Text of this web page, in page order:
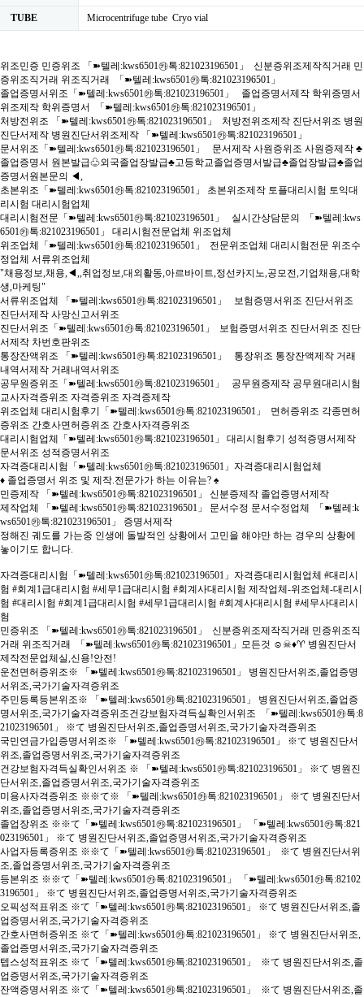
TUBE Microcentrifuge tube Cryo vial
위조민증 민증위조 「➽텔레:kws6501㉸톡:821023196501」 신분증위조제작직거래 민
증위조직거래 위조직거래 「➽텔레:kws6501㉸톡:821023196501」
졸업증명서위조「➽텔레:kws6501㉸톡:821023196501」 졸업증명서제작 학위증명서
위조제작 학위증명서 「➽텔레:kws6501㉸톡:821023196501」
처방전위조 「➽텔레:kws6501㉸톡:821023196501」 처방전위조제작 진단서위조 병원
진단서제작 병원진단서위조제작 「➽텔레:kws6501㉸톡:821023196501」
문서위조「➽텔레:kws6501㉸톡:821023196501」 문서제작 사원증위조 사원증제작 ♣
졸업증명서 원본발급♧외국졸업장발급♣고등학교졸업증명서발급♣졸업장발급♣졸업
증명서원본문의 ◀,
초본위조「➽텔레:kws6501㉸톡:821023196501」 초본위조제작 토플대리시험 토익대
리시험 대리시험업체
대리시험전문「➽텔레:kws6501㉸톡:821023196501」 실시간상담문의 「➽텔레:kws
6501㉸톡:821023196501」 대리시험전문업체 위조업체
위조업체「➽텔레:kws6501㉸톡:821023196501」 전문위조업체 대리시험전문 위조수
정업체 서류위조업체
"채용정보,채용,◀,,취업정보,대외활동,아르바이트,정선카지노,공모전,기업채용,대학
생,마케팅"
서류위조업체 「➽텔레:kws6501㉸톡:821023196501」 보험증명서위조 진단서위조
진단서제작 사망신고서위조
진단서위조「➽텔레:kws6501㉸톡:821023196501」 보험증명서위조 진단서위조 진단
서제작 차번호판위조
통장잔액위조 「➽텔레:kws6501㉸톡:821023196501」 통장위조 통장잔액제작 거래
내역서제작 거래내역서위조
공무원증위조「➽텔레:kws6501㉸톡:821023196501」 공무원증제작 공무원대리시험
교사자격증위조 자격증위조 자격증제작
위조업체 대리시험후기「➽텔레:kws6501㉸톡:821023196501」 면허증위조 각종면허
증위조 간호사면허증위조 간호사자격증위조
대리시험업체「➽텔레:kws6501㉸톡:821023196501」 대리시험후기 성적증명서제작
문서위조 성적증명서위조
자격증대리시험「➽텔레:kws6501㉸톡:821023196501」자격증대리시험업체
♦ 졸업증명서 위조 및 제작.전문가가 하는 이유는? ♠
민증제작 「➽텔레:kws6501㉸톡:821023196501」 신분증제작 졸업증명서제작
제작업체 「➽텔레:kws6501㉸톡:821023196501」 문서수정 문서수정업체 「➽텔레:k
ws6501㉸톡:821023196501」 증명서제작
정해진 궤도를 가는중 인생에 돌발적인 상황에서 고민을 해야만 하는 경우의 상황에
놓이기도 합니다.
자격증대리시험「➽텔레:kws6501㉸톡:821023196501」자격증대리시험업체 #대리시
험 #회계1급대리시험 #세무1급대리시험 #회계사대리시험 제작업체-위조업체-대리시
험 #대리시험 #회계1급대리시험 #세무1급대리시험 #회계사대리시험 #세무사대리시
험
민증위조 「➽텔레:kws6501㉸톡:821023196501」 신분증위조제작직거래 민증위조직
거래 위조직거래 「➽텔레:kws6501㉸톡:821023196501」모든것 ☺☠♦♈ 병원진단서
제작전문업체실,신용!안전!
운전면허증위조※ 「➽텔레:kws6501㉸톡:821023196501」 병원진단서위조,졸업증명
서위조,국가기술자격증위조
주민등록등본위조※ 「➽텔레:kws6501㉸톡:821023196501」 병원진단서위조,졸업증
명서위조,국가기술자격증위조건강보험자격득실확인서위조 「➽텔레:kws6501㉸톡:8
21023196501」 ※て 병원진단서위조,졸업증명서위조,국가기술자격증위조
국민연금가입증명서위조※ 「➽텔레:kws6501㉸톡:821023196501」 ※て 병원진단서
위조,졸업증명서위조,국가기술자격증위조
건강보험자격득실확인서위조 ※ 「➽텔레:kws6501㉸톡:821023196501」 ※て 병원진
단서위조,졸업증명서위조,국가기술자격증위조
미용사자격증위조 ※※て※ 「➽텔레:kws6501㉸톡:821023196501」 ※て 병원진단서
위조,졸업증명서위조,국가기술자격증위조
졸업장위조 ※※て「➽텔레:kws6501㉸톡:821023196501」 「➽텔레:kws6501㉸톡:821
023196501」 ※て 병원진단서위조,졸업증명서위조,국가기술자격증위조
사업자등록증위조 ※※て「➽텔레:kws6501㉸톡:821023196501」 ※て 병원진단서위
조,졸업증명서위조,국가기술자격증위조
등본위조 ※※て「➽텔레:kws6501㉸톡:821023196501」 「➽텔레:kws6501㉸톡:82102
3196501」 ※て 병원진단서위조,졸업증명서위조,국가기술자격증위조
오픽성적표위조 ※て「➽텔레:kws6501㉸톡:821023196501」 ※て 병원진단서위조,졸
업증명서위조,국가기술자격증위조
간호사면허증위조 ※て「➽텔레:kws6501㉸톡:821023196501」 ※て 병원진단서위조,
졸업증명서위조,국가기술자격증위조
텝스성적표위조 ※て「➽텔레:kws6501㉸톡:821023196501」 ※て 병원진단서위조,졸
업증명서위조,국가기술자격증위조
잔액증명서위조 ※て「➽텔레:kws6501㉸톡:821023196501」 ※て 병원진단서위조,졸